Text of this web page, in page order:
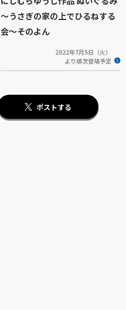
～うさぎの家の上でひるねする
会～そのよん
2022年7月5日（火）
より順次登場予定
ポストする